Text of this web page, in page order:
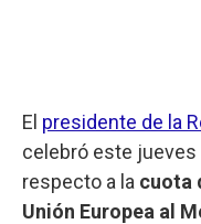
El presidente de la
celebró este jueves
respecto a la cuota
Unión Europea al